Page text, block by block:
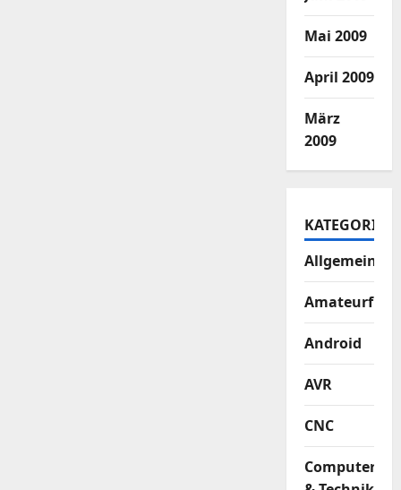
Mai 2009
April 2009
März
2009
KATEGORIEN
Allgemein
Amateurfunk
Android
AVR
CNC
Computer